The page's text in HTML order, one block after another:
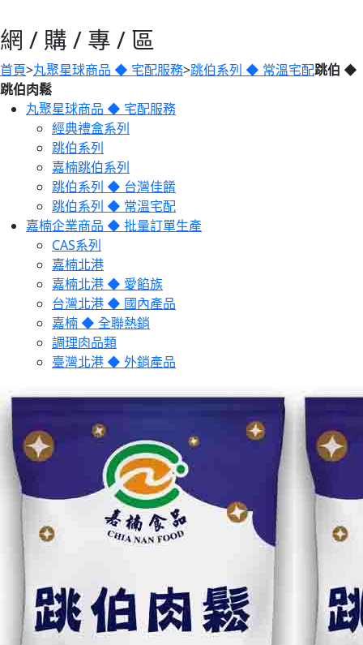
網 / 購 / 專 / 區
首頁>丸聚星球商品 ◆ 宅配服務>跳伯系列 ◆ 常溫宅配跳伯 ◆
跳伯肉鬆
丸聚星球商品 ◆ 宅配服務
經典禮盒系列
跳伯系列
嘉楠跳伯系列
跳伯系列 ◆ 台灣佳餚
跳伯系列 ◆ 常溫宅配
嘉楠企業商品 ◆ 批量訂單生產
CAS系列
嘉楠北港
嘉楠北港 ◆ 愛餡族
台灣北港 ◆ 國內產品
嘉楠 ◆ 全聯熱銷
調理肉品類
臺灣北港 ◆ 外銷產品